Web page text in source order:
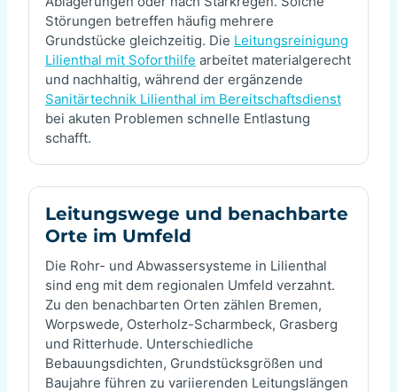
Störungen betreffen häufig mehrere
Grundstücke gleichzeitig. Die Leitungsreinigung
Lilienthal mit Soforthilfe arbeitet materialgerecht
und nachhaltig, während der ergänzende
Sanitärtechnik Lilienthal im Bereitschaftsdienst
bei akuten Problemen schnelle Entlastung
schafft.
Leitungswege und benachbarte
Orte im Umfeld
Die Rohr- und Abwassersysteme in Lilienthal
sind eng mit dem regionalen Umfeld verzahnt.
Zu den benachbarten Orten zählen Bremen,
Worpswede, Osterholz-Scharmbeck, Grasberg
und Ritterhude. Unterschiedliche
Bebauungsdichten, Grundstücksgrößen und
Baujahre führen zu variierenden Leitungslängen